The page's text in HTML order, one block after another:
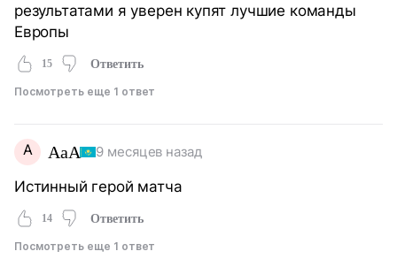
результатами я уверен купят лучшие команды
Европы
15 Ответить
Посмотреть еще 1 ответ
A AaA 9 месяцев назад
Истинный герой матча
14 Ответить
Посмотреть еще 1 ответ